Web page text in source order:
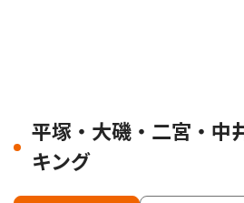
平塚・大磯・二宮・中
キング